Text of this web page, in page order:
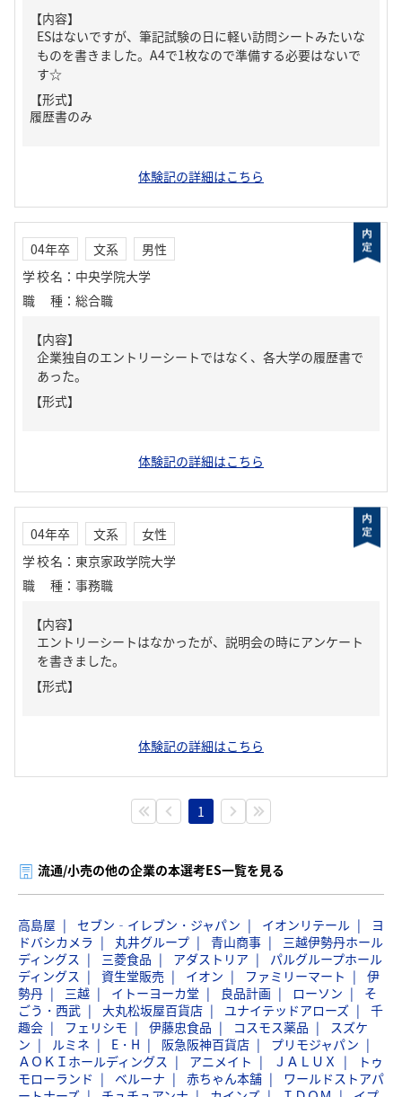
【内容】
ESはないですが、筆記試験の日に軽い訪問シートみたいな
ものを書きました。A4で1枚なので準備する必要はないで
す☆
【形式】
履歴書のみ
体験記の詳細はこちら
04年卒 文系
男性
学校名 ： 中央学院大学
職種 ： 総合職
【内容】
企業独自のエントリーシートではなく、各大学の履歴書で
あった。
【形式】
体験記の詳細はこちら
04年卒 文系
女性
学校名 ： 東京家政学院大学
職種 ： 事務職
【内容】
エントリーシートはなかったが、説明会の時にアンケート
を書きました。
【形式】
体験記の詳細はこちら
1
流通/小売の他の企業の本選考ES一覧を見る
高島屋 セブン‐イレブン・ジャパン イオンリテール
ヨ
ドバシカメラ
丸井グループ 青山商事
三越伊勢丹ホール
ディングス
三菱食品 アダストリア
パルグループホール
ディングス
資生堂販売 イオン ファミリーマート
伊
勢丹
三越 イトーヨーカ堂 良品計画 ローソン
そ
ごう・西武
大丸松坂屋百貨店 ユナイテッドアローズ
千
趣会
フェリシモ 伊藤忠食品 コスモス薬品
スズケ
ン
ルミネ E・H 阪急阪神百貨店
プリモジャパン
ＡＯＫＩホールディングス
アニメイト ＪＡＬＵＸ
トゥ
モローランド
ベルーナ 赤ちゃん本舗
ワールドストアパ